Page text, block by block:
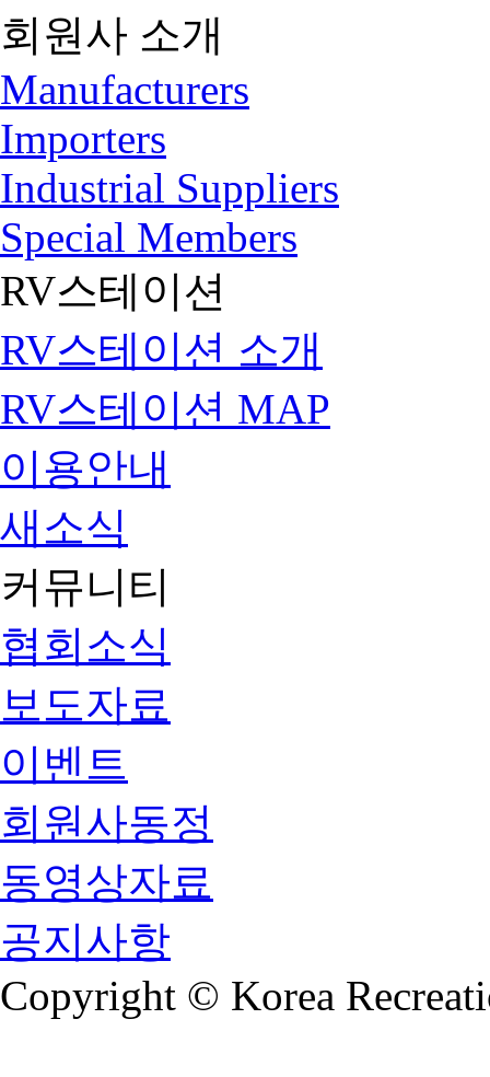
회원사 소개
Manufacturers
Importers
Industrial Suppliers
Special Members
RV스테이션
RV스테이션 소개
RV스테이션 MAP
이용안내
새소식
커뮤니티
협회소식
보도자료
이벤트
회원사동정
동영상자료
공지사항
Copyright © Korea